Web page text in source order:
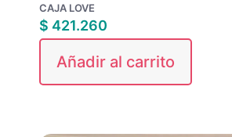
CAJA LOVE
$ 421.260
Añadir al carrito